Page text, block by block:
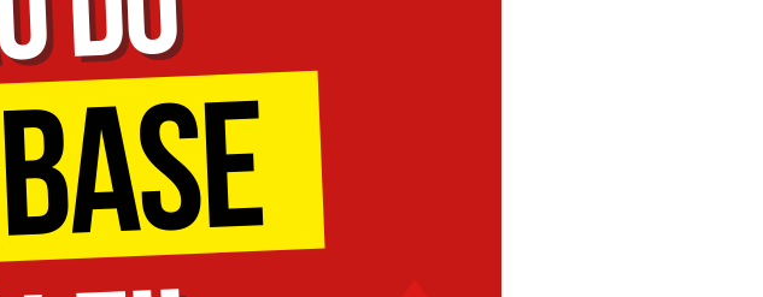
Max Doutor
Mogidonto
Plena Odonto
Plantão Card
Psicólogo